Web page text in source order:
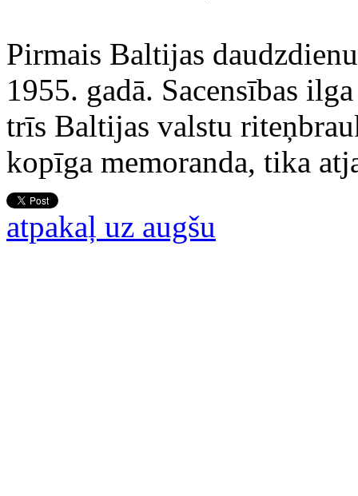
Pirmais Baltijas
1955. gadā. Sacensības
trīs Baltijas valstu
kopīga memoranda, tika
atpakaļ uz augšu